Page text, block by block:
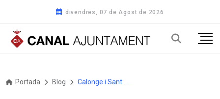
divendres, 07 de Agost de 2026
Portada Blog